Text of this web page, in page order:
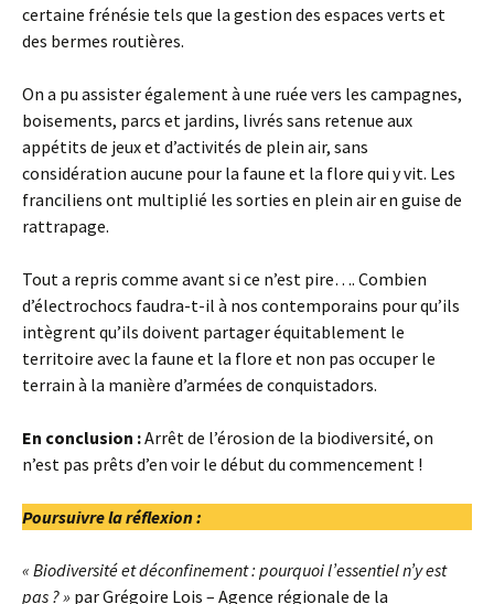
certaine frénésie tels que la gestion des espaces verts et
des bermes routières.
On a pu assister également à une ruée vers les campagnes,
boisements, parcs et jardins, livrés sans retenue aux
appétits de jeux et d’activités de plein air, sans
considération aucune pour la faune et la flore qui y vit. Les
franciliens ont multiplié les sorties en plein air en guise de
rattrapage.
Tout a repris comme avant si ce n’est pire…. Combien
d’électrochocs faudra-t-il à nos contemporains pour qu’ils
intègrent qu’ils doivent partager équitablement le
territoire avec la faune et la flore et non pas occuper le
terrain à la manière d’armées de conquistadors.
En conclusion :Arrêt de l’érosion de la biodiversité, on
n’est pas prêts d’en voir le début du commencement !
Poursuivre la réflexion :
« Biodiversité et déconfinement : pourquoi l’essentiel n’y est
pas ? » par Grégoire Lois – Agence régionale de la